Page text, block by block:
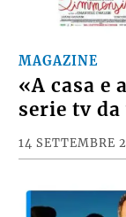
MAGAZINE
«A casa e
serie tv
14 SETTEMBRE